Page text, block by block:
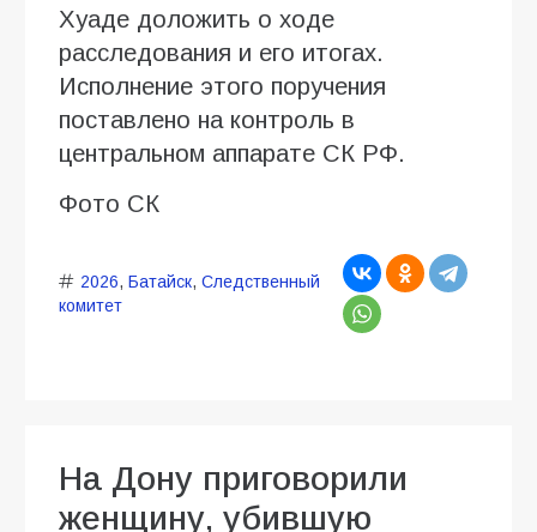
Хуаде доложить о ходе
расследования и его итогах.
Исполнение этого поручения
поставлено на контроль в
центральном аппарате СК РФ.
Фото СК
2026, Батайск, Следственный
комитет
На Дону приговорили
женщину, убившую